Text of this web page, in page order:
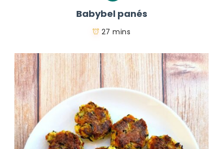
Babybel panés
27 mins